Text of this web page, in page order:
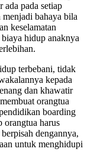
khawatir terhadap
ada pada setiap
bahaya bila
keselamatan
hidup anaknya
terbebani, tidak
kepada
dan khawatir
orangtua
boarding
orangtua harus
dengannya,
untuk menghidupi